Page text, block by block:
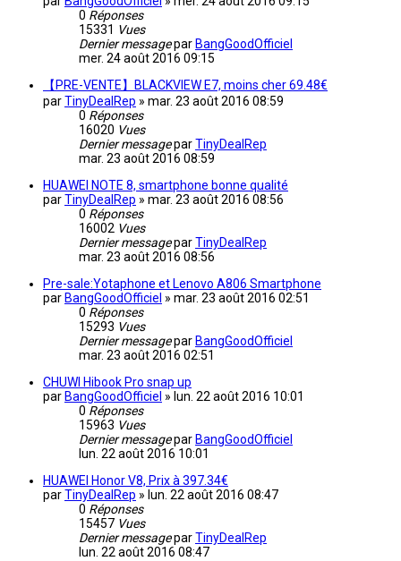
0 Réponses
15331 Vues
Dernier messagepar BangGoodOfficiel
mer. 24 août 2016 09:15
【PRE-VENTE】BLACKVIEW E7, moins cher 69.48€
parTinyDealRep » mar. 23 août 2016 08:59
0 Réponses
16020 Vues
Dernier messageparTinyDealRep
mar. 23 août 2016 08:59
HUAWEI NOTE 8, smartphone bonne qualité
parTinyDealRep » mar. 23 août 2016 08:56
0 Réponses
16002 Vues
Dernier messageparTinyDealRep
mar. 23 août 2016 08:56
Pre-sale:Yotaphone et Lenovo A806 Smartphone
par BangGoodOfficiel » mar. 23 août 2016 02:51
0 Réponses
15293 Vues
Dernier messagepar BangGoodOfficiel
mar. 23 août 2016 02:51
CHUWI Hibook Pro snap up
par BangGoodOfficiel » lun. 22 août 2016 10:01
0 Réponses
15963 Vues
Dernier messagepar BangGoodOfficiel
lun. 22 août 2016 10:01
HUAWEI Honor V8, Prix à 397.34€
parTinyDealRep » lun. 22 août 2016 08:47
0 Réponses
15457 Vues
Dernier messageparTinyDealRep
lun. 22 août 2016 08:47